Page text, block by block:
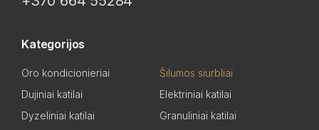
Kategorijos
Oro kondicionieriai
Šilumos siurbliai
Dujiniai katilai
Elektriniai katilai
Dyzeliniai katilai
Granuliniai katilai